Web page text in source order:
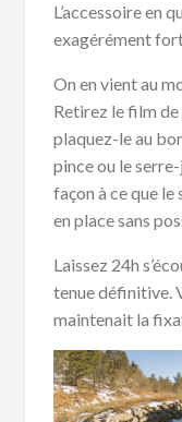
L’accessoire en
exagérément
On en vient au
Retirez le film
plaquez-le au
pince ou le
façon à ce que
en place sans
Laissez 24h
tenue définitive.
maintenait la